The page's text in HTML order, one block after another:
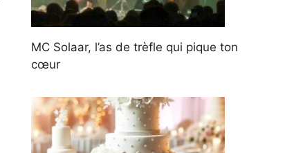
MC Solaar, l’as de trèfle qui pique ton
cœur